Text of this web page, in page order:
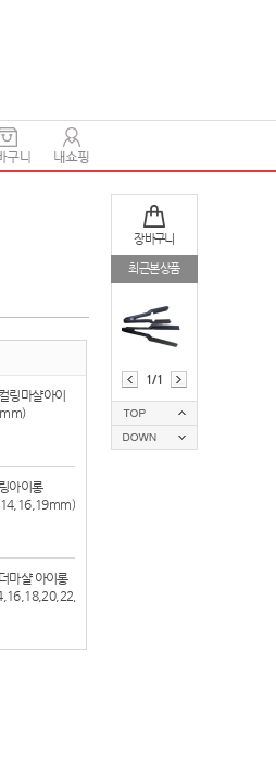
장바구니
최근본상품
1/1
링마샬아이
아이롱
마샬 아이롱